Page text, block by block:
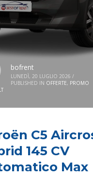
bofrent
LUNEDÌ, 20 LUGLIO 2026 /
PUBLISHED IN OFFERTE, PROMO
C5
145 CV
Max